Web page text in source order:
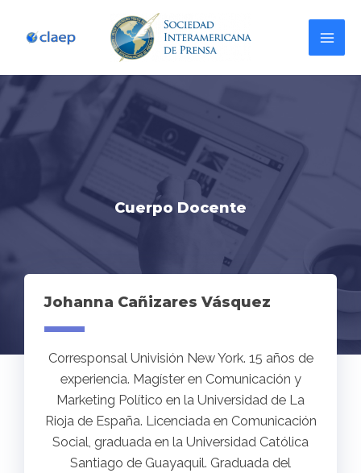
Cuerpo Docente
Johanna Cañizares Vásquez
Corresponsal Univisión New York. 15 años de
experiencia. Magíster en Comunicación y
Marketing Político en la Universidad de La
Rioja de España. Licenciada en Comunicación
Social, graduada en la Universidad Católica
Santiago de Guayaquil. Graduada del